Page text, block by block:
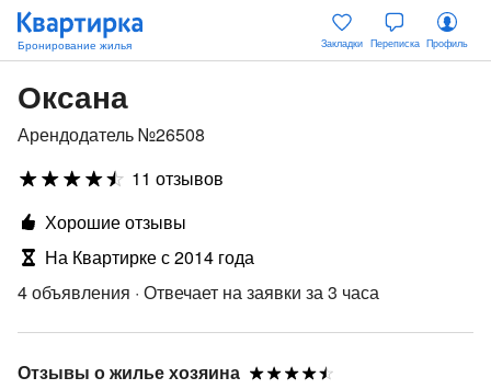
Закладки Переписка Профиль
Оксана
Арендодатель №26508
11 отзывов
Хорошие отзывы
На Квартирке с 2014 года
4 объявления · Отвечает на заявки за 3 часа
Отзывы о жилье хозяина